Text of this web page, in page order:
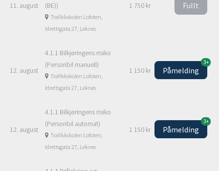
11. august
(BE))
Trafikkskolen Lofoten,
Idrettsgata 27, Leknes
1 750 kr Fullt
12. august
4.1.1 Bilkjøringens risiko
(Personbil manuell)
Trafikkskolen Lofoten,
Idrettsgata 27, Leknes
1 150 kr Påmelding
3+
12. august
4.1.1 Bilkjøringens risiko
(Personbil automat)
Trafikkskolen Lofoten,
Idrettsgata 27, Leknes
1 150 kr Påmelding
3+